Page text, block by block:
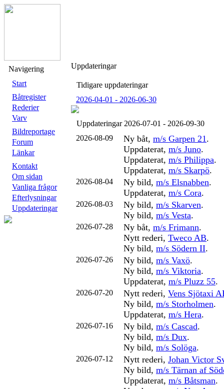
Navigering
Start
Båtregister
Rederier
Varv
Bildreportage
Forum
Länkar
Kontakt
Om sidan
Vanliga frågor
Efterlysningar
Uppdateringar
Uppdateringar
Tidigare uppdateringar
2026-04-01 - 2026-06-30
Uppdateringar 2026-07-01 - 2026-09-30
2026-08-09
Ny båt, m/s Garpen 21.
Uppdaterat, m/s Juno.
Uppdaterat, m/s Philippa.
Uppdaterat, m/s Skarpö.
2026-08-04 Ny bild, m/s Elsnabben.
Uppdaterat, m/s Cora.
2026-08-03 Ny bild, m/s Skarven.
Ny bild, m/s Vesta.
2026-07-28 Ny båt, m/s Frimann.
Nytt rederi, Tweco AB.
Ny bild, m/s Södern II.
2026-07-26 Ny bild, m/s Vaxö.
Ny bild, m/s Viktoria.
Uppdaterat, m/s Pluzz 55.
2026-07-20 Nytt rederi, Vens Sjötaxi
Ny bild, m/s Storholmen.
Uppdaterat, m/s Hera.
2026-07-16 Ny bild, m/s Cascad.
Ny bild, m/s Dux.
Ny bild, m/s Solöga.
2026-07-12 Nytt rederi, Johan Victor
Ny bild, m/s Tärnan af
Uppdaterat, m/s Båtsman.